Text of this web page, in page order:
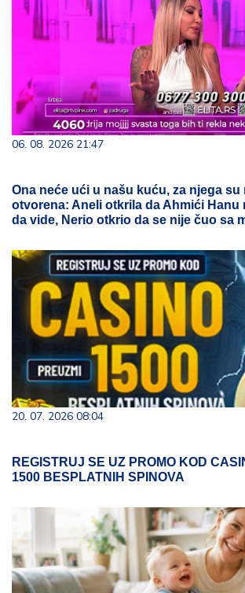
06. 08. 2026 21:47
Ona neće ući u našu kuću, za njega su
otvorena: Aneli otkrila da Ahmići Hanu
da vide, Nerio otkrio da se nije čuo sa
20. 07. 2026 08:04
REGISTRUJ SE UZ PROMO KOD
1500 BESPLATNIH SPINOVA